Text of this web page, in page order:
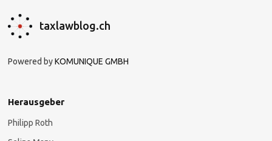
taxlawblog.ch
Powered byKOMUNIQUE GMBH
Herausgeber
Philipp Roth